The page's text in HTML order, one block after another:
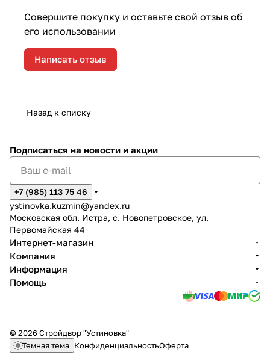
Совершите покупку и оставьте свой отзыв об
его использовании
Написать отзыв
Назад к списку
Подписаться на новости и акции
+7 (985) 113 75 46
ystinovka.kuzmin@yandex.ru
Московская обл. Истра, с. Новопетровское, ул.
Первомайская 44
Интернет-магазин
Компания
Информация
Помощь
© 2026 Стройдвор "Устиновка"
Темная тема КонфиденциальностьОферта